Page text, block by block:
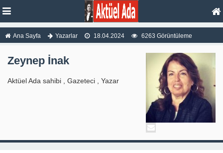
Ana Sayfa Yazarlar 18.04.2024 6263 Görüntüleme
Zeynep İnak
Aktüel Ada sahibi , Gazeteci , Yazar